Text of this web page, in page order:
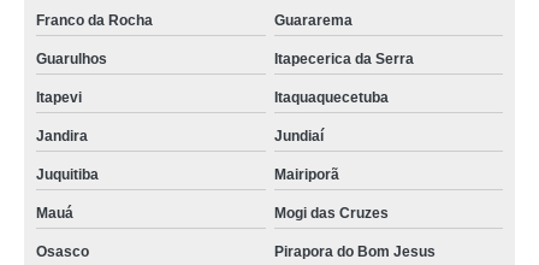
Franco da Rocha Guararema
Guarulhos Itapecerica da Serra
Itapevi Itaquaquecetuba
Jandira Jundiaí
Juquitiba Mairiporã
Mauá Mogi das Cruzes
Osasco Pirapora do Bom Jesus